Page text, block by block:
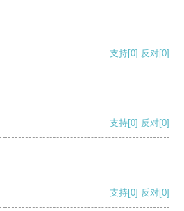
支持[0] 反对[0]
支持[0] 反对[0]
支持[0] 反对[0]